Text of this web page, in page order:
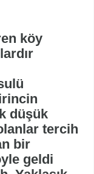
köy
düşük
tercih
bir
geldi